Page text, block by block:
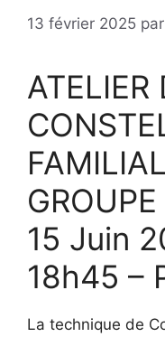
13 février 2025 par
ATELIER
15 Juin
18h45 –
La technique de